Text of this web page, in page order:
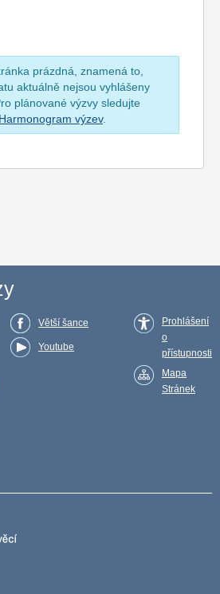
prázdná, znamená to,
aktuálně nejsou vyhlášeny
plánované výzvy sledujte
Harmonogram výzev.
Větší šance
Youtube
Prohlášení
o
přístupnosti
Mapa
Stránek